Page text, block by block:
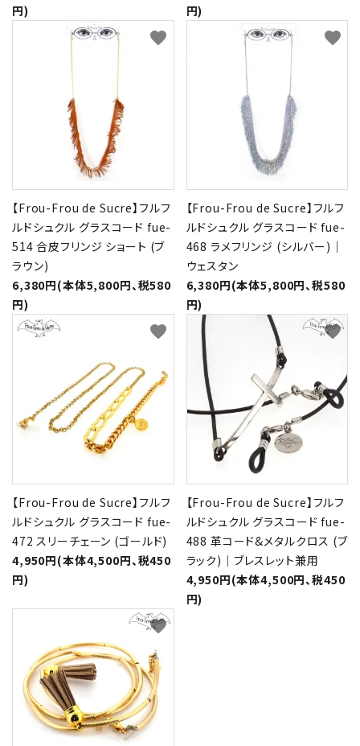
円)
円)
【Frou-Frou de Sucre】フルフ
ルドシュクル グラスコード fue-
514 合皮フリンジ ショート (ブ
ラウン)
6,380円(本体5,800円、税580
円)
favorite
【Frou-Frou de Sucre】フルフ
ルドシュクル グラスコード fue-
468 ラメフリンジ (シルバー)｜
ウェスタン
6,380円(本体5,800円、税580
円)
favorite
【Frou-Frou de Sucre】フルフ
ルドシュクル グラスコード fue-
472 スリーチェーン (ゴールド)
4,950円(本体4,500円、税450
円)
favorite
【Frou-Frou de Sucre】フルフ
ルドシュクル グラスコード fue-
488 革コード&メタルクロス (ブ
ラック)｜ブレスレット兼用
4,950円(本体4,500円、税450
円)
favorite
favorite